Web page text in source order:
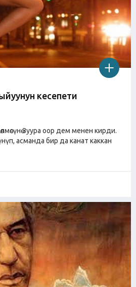
кесепети
Зуура оор дем менен кирди.
асманда бир да канат каккан